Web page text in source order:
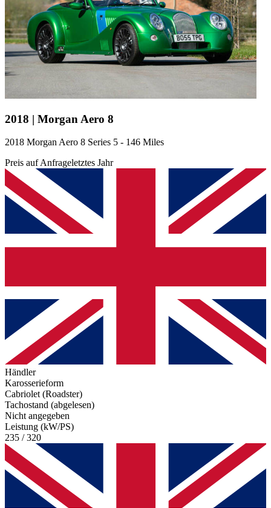
2018 | Morgan Aero 8
2018 Morgan Aero 8 Series 5 - 146 Miles
Preis auf Anfrageletztes Jahr
Händler
Karosserieform
Cabriolet (Roadster)
Tachostand (abgelesen)
Nicht angegeben
Leistung (kW/PS)
235 / 320